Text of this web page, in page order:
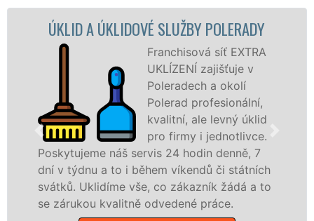
ÚKLID A ÚKLIDOVÉ SLUŽBY POLERADY
Franchisová síť EXTRA
UKLÍZENÍ zajišťuje v
Poleradech a okolí
Polerad profesionální,
kvalitní, ale levný úklid
pro firmy i jednotlivce.
náš servis 24 hodin denně, 7
v týdnu a to i během víkendů či státních
Uklidíme vše, co zákazník žádá a to
zárukou kvalitně odvedené práce.